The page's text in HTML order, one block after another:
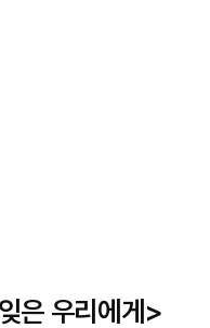
은 우리에게>